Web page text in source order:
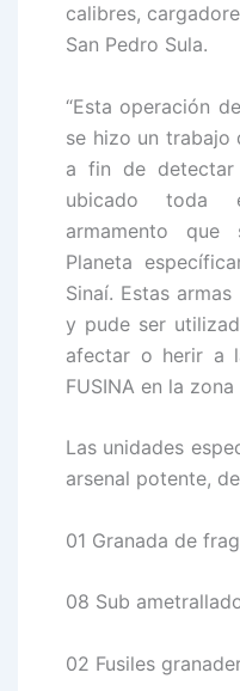
calibres,
San Pedro Sula.
“Esta operación
se hizo un trabajo
a fin de
ubicado toda
armamento
Planeta
Sinaí. Estas
y pude ser
afectar o herir a
FUSINA en la
Las unidades
arsenal potente,
01 Granada de
08 Sub
02 Fusiles